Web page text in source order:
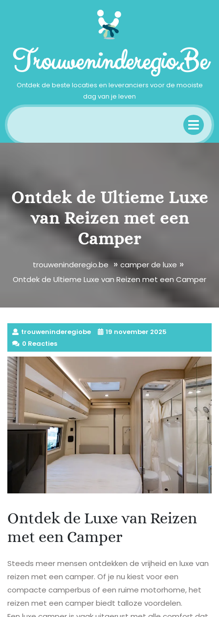
Trouweninderegio.be
Ontdek de beste locaties en leveranciers voor de mooiste
dag van je leven
Ontdek de Ultieme Luxe
van Reizen met een
Camper
trouweninderegio.be» camper de luxe »
Ontdek de Ultieme Luxe van Reizen met een Camper
trouweninderegiobe
19 november 2025
0 Reacties
Ontdek de Luxe van Reizen
met een Camper
Steeds meer mensen ontdekken de vrijheid en luxe van
reizen met een camper. Of je nu kiest voor een
compacte camperbus of een ruime motorhome, het
reizen met een camper biedt talloze voordelen.